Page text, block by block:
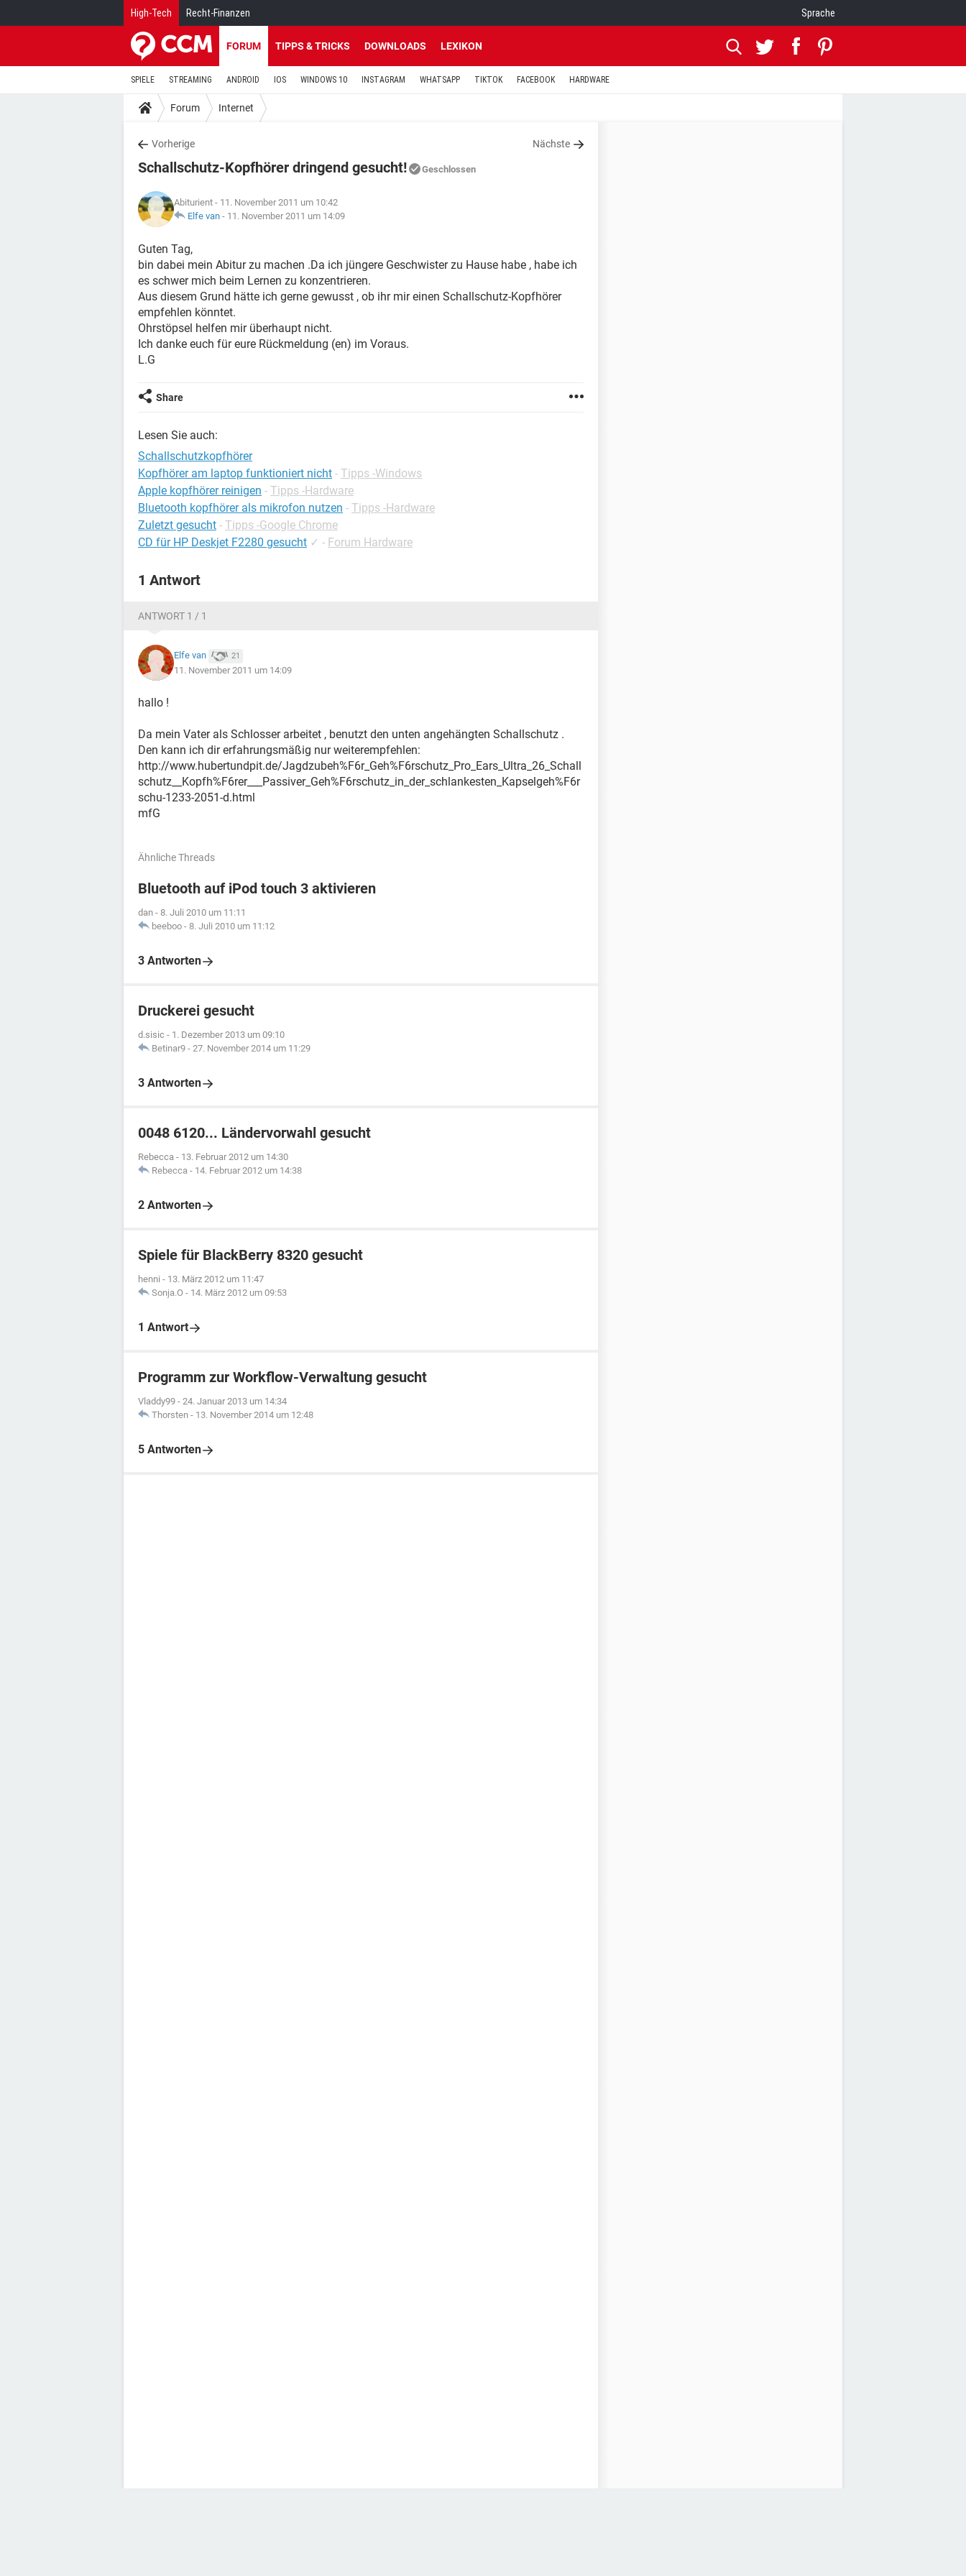
High-Tech Recht-Finanzen Sprache
FORUM TIPPS & TRICKS DOWNLOADS LEXIKON
SPIELE STREAMING ANDROID IOS WINDOWS 10 INSTAGRAM WHATSAPP TIKTOK FACEBOOK HARDWARE
Forum Internet
Vorherige Nächste
Schallschutz-Kopfhörer dringend gesucht! Geschlossen
Abiturient - 11. November 2011 um 10:42
Elfe van - 11. November 2011 um 14:09
Guten Tag,
bin dabei mein Abitur zu machen .Da ich jüngere Geschwister zu Hause habe , habe ich
es schwer mich beim Lernen zu konzentrieren.
Aus diesem Grund hätte ich gerne gewusst , ob ihr mir einen Schallschutz-Kopfhörer
empfehlen könntet.
Ohrstöpsel helfen mir überhaupt nicht.
Ich danke euch für eure Rückmeldung (en) im Voraus.
L.G
Share
Lesen Sie auch:
Schallschutzkopfhörer
Kopfhörer am laptop funktioniert nicht - Tipps -Windows
Apple kopfhörer reinigen - Tipps -Hardware
Bluetooth kopfhörer als mikrofon nutzen - Tipps -Hardware
Zuletzt gesucht - Tipps -Google Chrome
CD für HP Deskjet F2280 gesucht ✓ - Forum Hardware
1 Antwort
ANTWORT 1 / 1
Elfe van 21
11. November 2011 um 14:09
hallo !
Da mein Vater als Schlosser arbeitet , benutzt den unten angehängten Schallschutz .
Den kann ich dir erfahrungsmäßig nur weiterempfehlen:
http://www.hubertundpit.de/Jagdzubeh%F6r_Geh%F6rschutz_Pro_Ears_Ultra_26_Schall
schutz__Kopfh%F6rer___Passiver_Geh%F6rschutz_in_der_schlankesten_Kapselgeh%F6r
schu-1233-2051-d.html
mfG
Ähnliche Threads
Bluetooth auf iPod touch 3 aktivieren
dan - 8. Juli 2010 um 11:11
beeboo - 8. Juli 2010 um 11:12
3 Antworten
Druckerei gesucht
d.sisic - 1. Dezember 2013 um 09:10
Betinar9 - 27. November 2014 um 11:29
3 Antworten
0048 6120... Ländervorwahl gesucht
Rebecca - 13. Februar 2012 um 14:30
Rebecca - 14. Februar 2012 um 14:38
2 Antworten
Spiele für BlackBerry 8320 gesucht
henni - 13. März 2012 um 11:47
Sonja.O - 14. März 2012 um 09:53
1 Antwort
Programm zur Workflow-Verwaltung gesucht
Vladdy99 - 24. Januar 2013 um 14:34
Thorsten - 13. November 2014 um 12:48
5 Antworten